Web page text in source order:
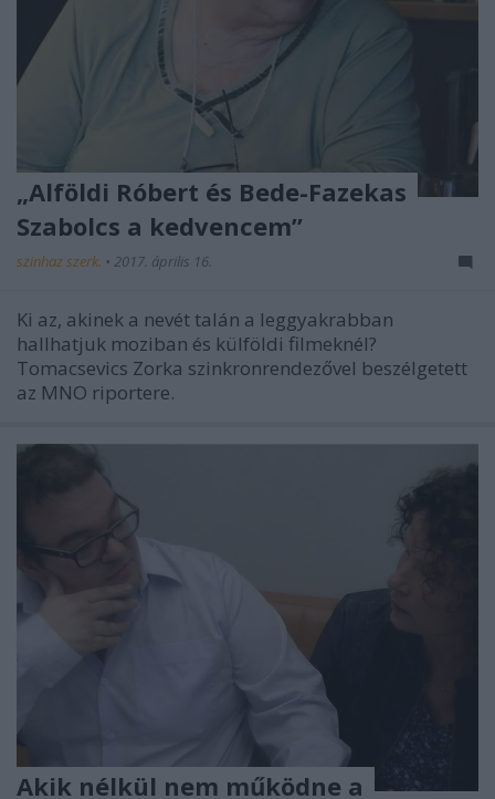
„Alföldi Róbert és Bede-Fazekas
Szabolcs a kedvencem”
szinhaz szerk. • 2017. április 16.
Ki az, akinek a nevét talán a leggyakrabban
hallhatjuk moziban és külföldi filmeknél?
Tomacsevics Zorka szinkronrendezővel beszélgetett
az MNO riportere.
Akik nélkül nem működne a